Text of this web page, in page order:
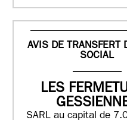
AVIS DE TRANSFERT
SOCIAL
LES
SARL au capital de